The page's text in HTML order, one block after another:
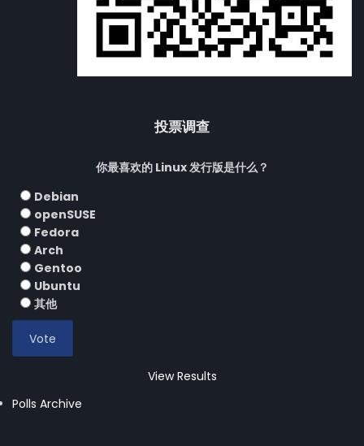
投票调查
你最喜欢的 Linux 发行版是什么？
Debian
openSUSE
Fedora
Arch
Gentoo
Ubuntu
其他
View Results
Polls Archive